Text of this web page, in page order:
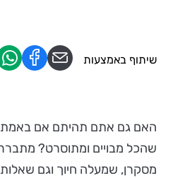
האם גם אתם תהיתם אם באמת
שהכל מבויים ומתוסרט?
מסקרן, שמעלה חיוך וגם
שיתוף באמצעות